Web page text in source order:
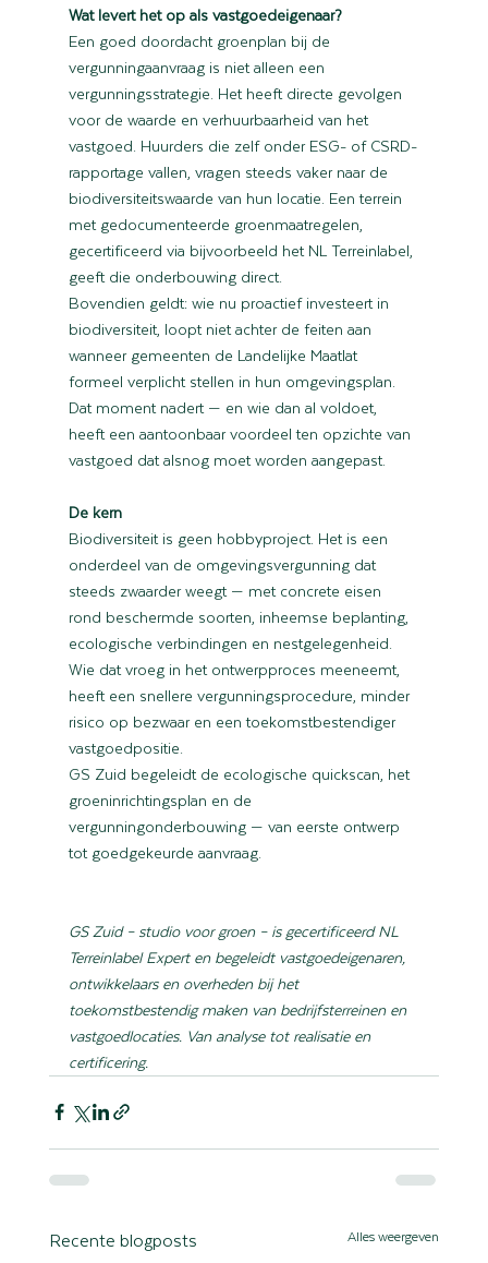
Wat levert het op als vastgoedeigenaar?
Een goed doordacht groenplan bij de
vergunningaanvraag is niet alleen een
vergunningsstrategie. Het heeft directe gevolgen
voor de waarde en verhuurbaarheid van het
vastgoed. Huurders die zelf onder ESG- of CSRD-
rapportage vallen, vragen steeds vaker naar de
biodiversiteitswaarde van hun locatie. Een terrein
met gedocumenteerde groenmaatregelen,
gecertificeerd via bijvoorbeeld het NL Terreinlabel,
geeft die onderbouwing direct.
Bovendien geldt: wie nu proactief investeert in
biodiversiteit, loopt niet achter de feiten aan
wanneer gemeenten de Landelijke Maatlat
formeel verplicht stellen in hun omgevingsplan.
Dat moment nadert — en wie dan al voldoet,
heeft een aantoonbaar voordeel ten opzichte van
vastgoed dat alsnog moet worden aangepast.
De kern
Biodiversiteit is geen hobbyproject. Het is een
onderdeel van de omgevingsvergunning dat
steeds zwaarder weegt — met concrete eisen
rond beschermde soorten, inheemse beplanting,
ecologische verbindingen en nestgelegenheid.
Wie dat vroeg in het ontwerpproces meeneemt,
heeft een snellere vergunningsprocedure, minder
risico op bezwaar en een toekomstbestendiger
vastgoedpositie.
GS Zuid begeleidt de ecologische quickscan, het
groeninrichtingsplan en de
vergunningonderbouwing — van eerste ontwerp
tot goedgekeurde aanvraag.
GS Zuid – studio voor groen – is gecertificeerd NL
Terreinlabel Expert en begeleidt vastgoedeigenaren,
ontwikkelaars en overheden bij het
toekomstbestendig maken van bedrijfsterreinen en
vastgoedlocaties. Van analyse tot realisatie en
certificering.
Recente blogposts Alles weergeven